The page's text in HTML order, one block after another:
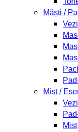
Măști /
Mist /
Mist